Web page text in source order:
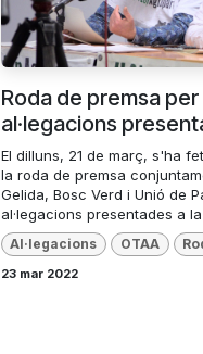
Roda de premsa
al·legacions
El dilluns, 21 de març, s'ha
la roda de premsa
Gelida, Bosc Verd i Unió de
al·legacions presentades a
Al·legacions OTAA
23 mar 2022